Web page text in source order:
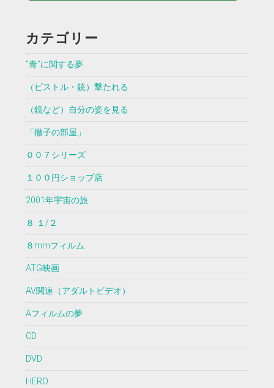
カテゴリー
”青”に関する夢
（ピストル・銃）撃たれる
（鏡など）自分の姿を見る
「徹子の部屋」
００７シリーズ
１００円ショップ店
2001年宇宙の旅
８ １/２
８mmフィルム
ATG映画
AV関連（アダルトビデオ）
Aフィルムの夢
CD
DVD
HERO